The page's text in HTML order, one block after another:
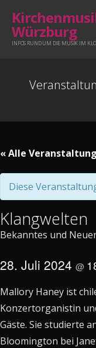
Inhalt
springen
Würzburg
INFOS RUND UM DIE MUSIK IM
« Alle
Diese
Klangwelten
Bekanntes und
28. Juli 2024 @
Mallory Haney ist
Konzertorganistin
Gäste. Sie studierte
Bloomington bei